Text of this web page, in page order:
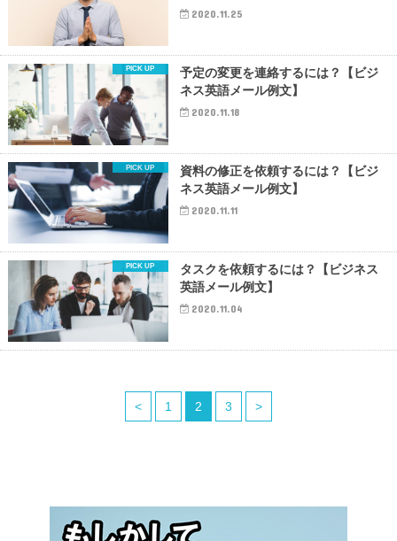
2020.11.25
予定の変更を連絡するには？【ビジ
ネス英語メール例文】
2020.11.18
資料の修正を依頼するには？【ビジ
ネス英語メール例文】
2020.11.11
タスクを依頼するには？【ビジネス
英語メール例文】
2020.11.04
< 1 2 3 >